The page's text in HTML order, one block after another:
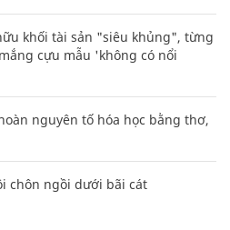
khối tài sản "siêu khủng", từng
cựu mẫu 'không có nổi
nguyên tố hóa học bằng thơ,
chôn ngồi dưới bãi cát